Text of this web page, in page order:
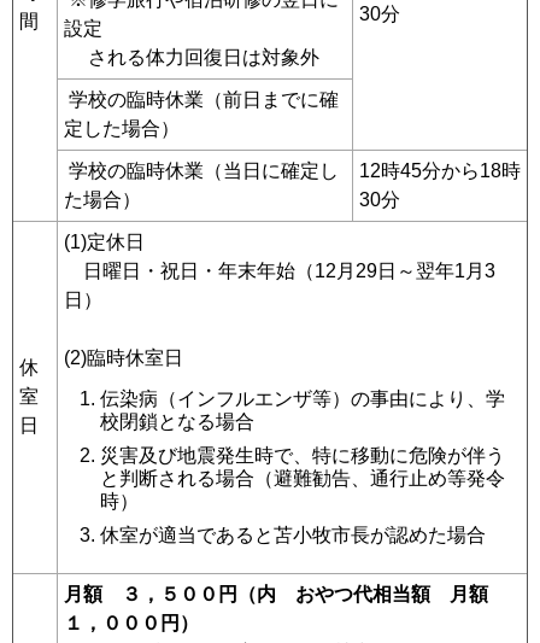
間
30分
設定
される体力回復日は対象外
学校の臨時休業（前日までに確
定した場合）
学校の臨時休業（当日に確定し
た場合）
12時45分から18時
30分
休
室
日
(1)定休日
日曜日・祝日・年末年始（12月29日～翌年1月3
日）
(2)臨時休室日
伝染病（インフルエンザ等）の事由により、学
校閉鎖となる場合
災害及び地震発生時で、特に移動に危険が伴う
と判断される場合（避難勧告、通行止め等発令
時）
休室が適当であると苫小牧市長が認めた場合
月額 ３，５００円（内 おやつ代相当額 月額
１，０００円）